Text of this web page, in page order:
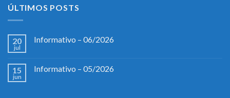
ÚLTIMOS POSTS
20
jul
Informativo – 06/2026
15
jun
Informativo – 05/2026